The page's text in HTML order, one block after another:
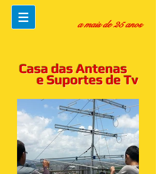
a mais de 25 anos
Casa das Antenas
e Suportes de Tv